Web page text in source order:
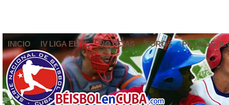
INICIO IV LIGA ELITE NOTICIAS FOROS